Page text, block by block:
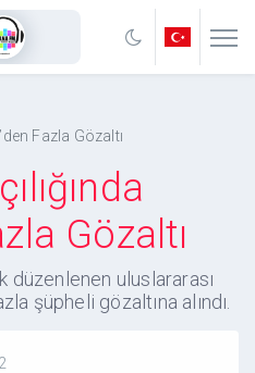
Fazla Gözaltı
Gözaltı
düzenlenen uluslararası
şüpheli gözaltına alındı.